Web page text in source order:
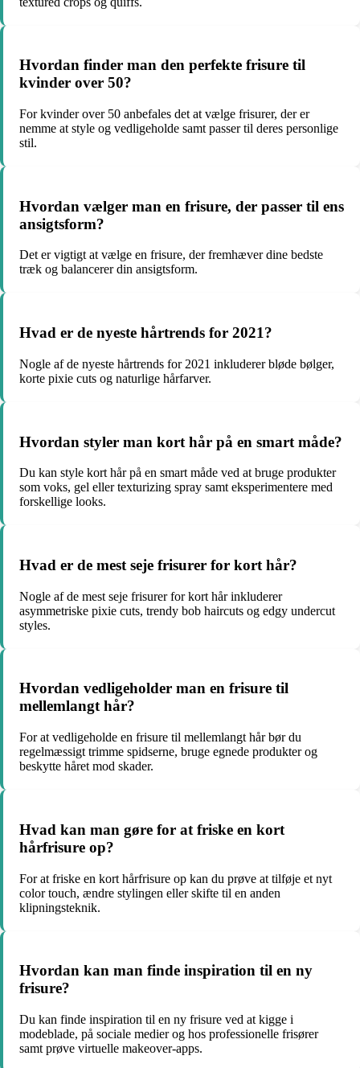
Hvordan finder man den perfekte frisure til
kvinder over 50?
For kvinder over 50 anbefales det at vælge frisurer, der er
nemme at style og vedligeholde samt passer til deres personlige
stil.
Hvordan vælger man en frisure, der passer til ens
ansigtsform?
Det er vigtigt at vælge en frisure, der fremhæver dine bedste
træk og balancerer din ansigtsform.
Hvad er de nyeste hårtrends for 2021?
Nogle af de nyeste hårtrends for 2021 inkluderer bløde bølger,
korte pixie cuts og naturlige hårfarver.
Hvordan styler man kort hår på en smart måde?
Du kan style kort hår på en smart måde ved at bruge produkter
som voks, gel eller texturizing spray samt eksperimentere med
forskellige looks.
Hvad er de mest seje frisurer for kort hår?
Nogle af de mest seje frisurer for kort hår inkluderer
asymmetriske pixie cuts, trendy bob haircuts og edgy undercut
styles.
Hvordan vedligeholder man en frisure til
mellemlangt hår?
For at vedligeholde en frisure til mellemlangt hår bør du
regelmæssigt trimme spidserne, bruge egnede produkter og
beskytte håret mod skader.
Hvad kan man gøre for at friske en kort
hårfrisure op?
For at friske en kort hårfrisure op kan du prøve at tilføje et nyt
color touch, ændre stylingen eller skifte til en anden
klipningsteknik.
Hvordan kan man finde inspiration til en ny
frisure?
Du kan finde inspiration til en ny frisure ved at kigge i
modeblade, på sociale medier og hos professionelle frisører
samt prøve virtuelle makeover-apps.